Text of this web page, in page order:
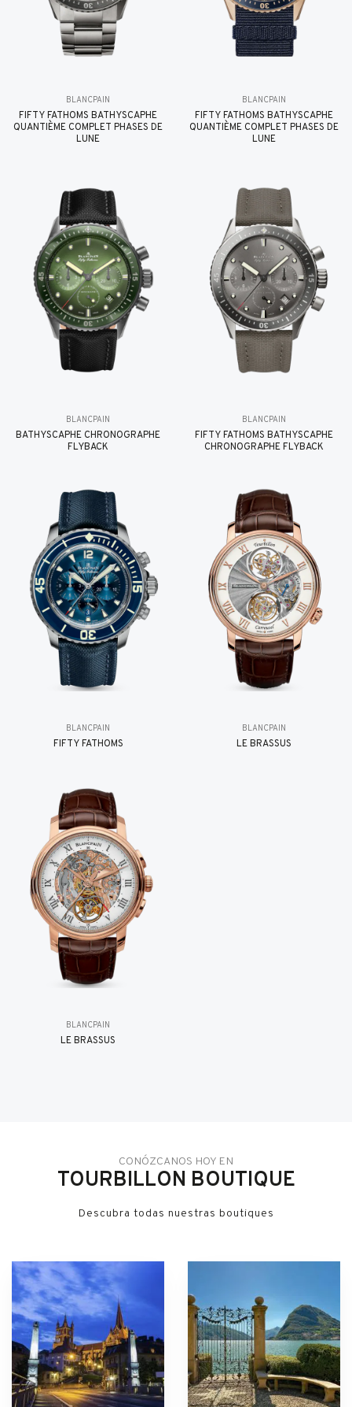
BLANCPAIN
FIFTY FATHOMS BATHYSCAPHE
QUANTIÈME COMPLET PHASES DE
LUNE
BLANCPAIN
FIFTY FATHOMS BATHYSCAPHE
QUANTIÈME COMPLET PHASES DE
LUNE
BLANCPAIN
BATHYSCAPHE CHRONOGRAPHE
FLYBACK
BLANCPAIN
FIFTY FATHOMS BATHYSCAPHE
CHRONOGRAPHE FLYBACK
BLANCPAIN
FIFTY FATHOMS
BLANCPAIN
LE BRASSUS
BLANCPAIN
LE BRASSUS
CONÓZCANOS HOY EN
TOURBILLON BOUTIQUE
Descubra todas nuestras boutiques